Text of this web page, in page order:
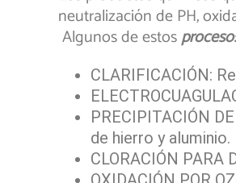
neutralización de PH,
Algunos de estos
CLARIFICACIÓN:
PRECIPITACIÓN
de hierro y aluminio.
CLORACIÓN PARA